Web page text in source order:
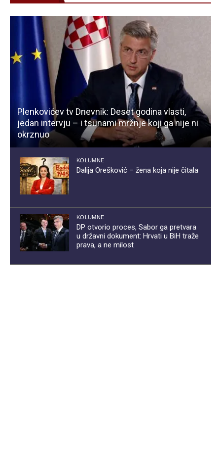
Plenkovićev tv Dnevnik: Deset godina vlasti,
jedan intervju – i tsunami mržnje koji ga nije ni
okrznuo
KOLUMNE
Dalija Orešković – žena koja nije čitala
KOLUMNE
DP otvorio proces, Sabor ga pretvara
u državni dokument: Hrvati u BiH traže
prava, a ne milost